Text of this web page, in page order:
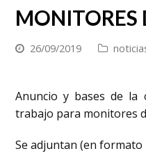
MONITORES
26/09/2019
Anuncio y bases de la
trabajo para monitores
Se adjuntan (en formato